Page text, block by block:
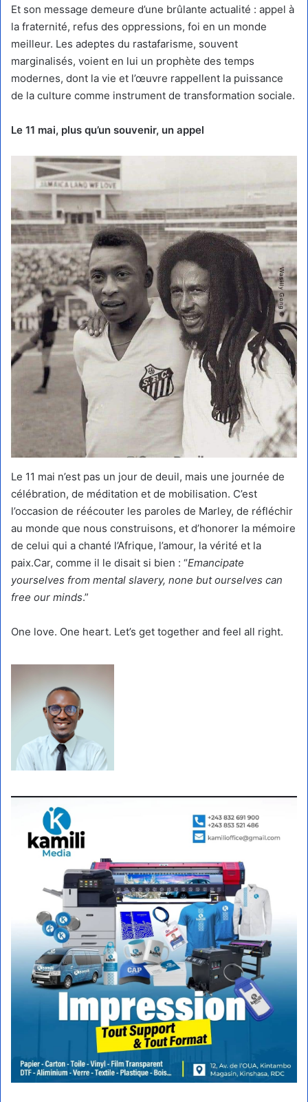
Et son message demeure d’une brûlante actualité : appel à
la fraternité, refus des oppressions, foi en un monde
meilleur. Les adeptes du rastafarisme, souvent
marginalisés, voient en lui un prophète des temps
modernes, dont la vie et l’œuvre rappellent la puissance
de la culture comme instrument de transformation sociale.
Le 11 mai, plus qu’un souvenir, un appel
Le 11 mai n’est pas un jour de deuil, mais une journée de
célébration, de méditation et de mobilisation. C’est
l’occasion de réécouter les paroles de Marley, de réfléchir
au monde que nous construisons, et d’honorer la mémoire
de celui qui a chanté l’Afrique, l’amour, la vérité et la
paix.Car, comme il le disait si bien : “Emancipate
yourselves from mental slavery, none but ourselves can
free our minds.”
One love. One heart. Let’s get together and feel all right.